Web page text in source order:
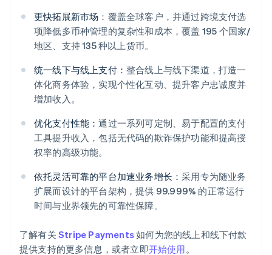
更快拓展新市场 ：覆盖全球客户，并通过跨境支付选
项降低多币种管理的复杂性和成本，覆盖 195 个国家/
地区、支持 135 种以上货币。
统一线下与线上支付： 整合线上与线下渠道，打造一
体化商务体验，实现个性化互动、提升客户忠诚度并
增加收入。
优化支付性能：通过一系列可定制、易于配置的支付
工具提升收入，包括无代码的欺诈保护功能和提高授
权率的高级功能。
依托灵活可靠的平台加速业务增长：采用专为随业务
扩展而设计的平台架构，提供 99.999% 的正常运行
时间与业界领先的可靠性保障。
了解有关 Stripe Payments如何为您的线上和线下付款
提供支持的更多信息，或者立即开始使用。